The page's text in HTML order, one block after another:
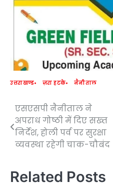
उत्तराखण्ड ज़रा हटके नैनीताल
Post
navigation
एसएसपी नैनीताल ने
अपराध गोष्ठी में दिए सख्त
निर्देश, होली पर्व पर सुरक्षा
व्यवस्था रहेगी चाक-चौबंद
Related Posts